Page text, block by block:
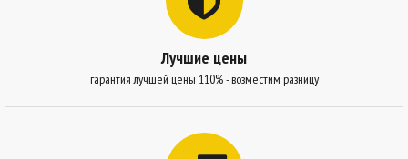
Лучшие цены
гарантия лучшей цены 110% - возместим разницу